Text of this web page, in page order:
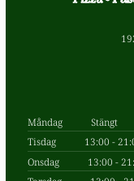
Måndag
Stängt
Tisdag
13:00 -
Onsdag
13:00 -